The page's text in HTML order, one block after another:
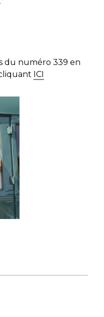
du numéro 339 en
ICI